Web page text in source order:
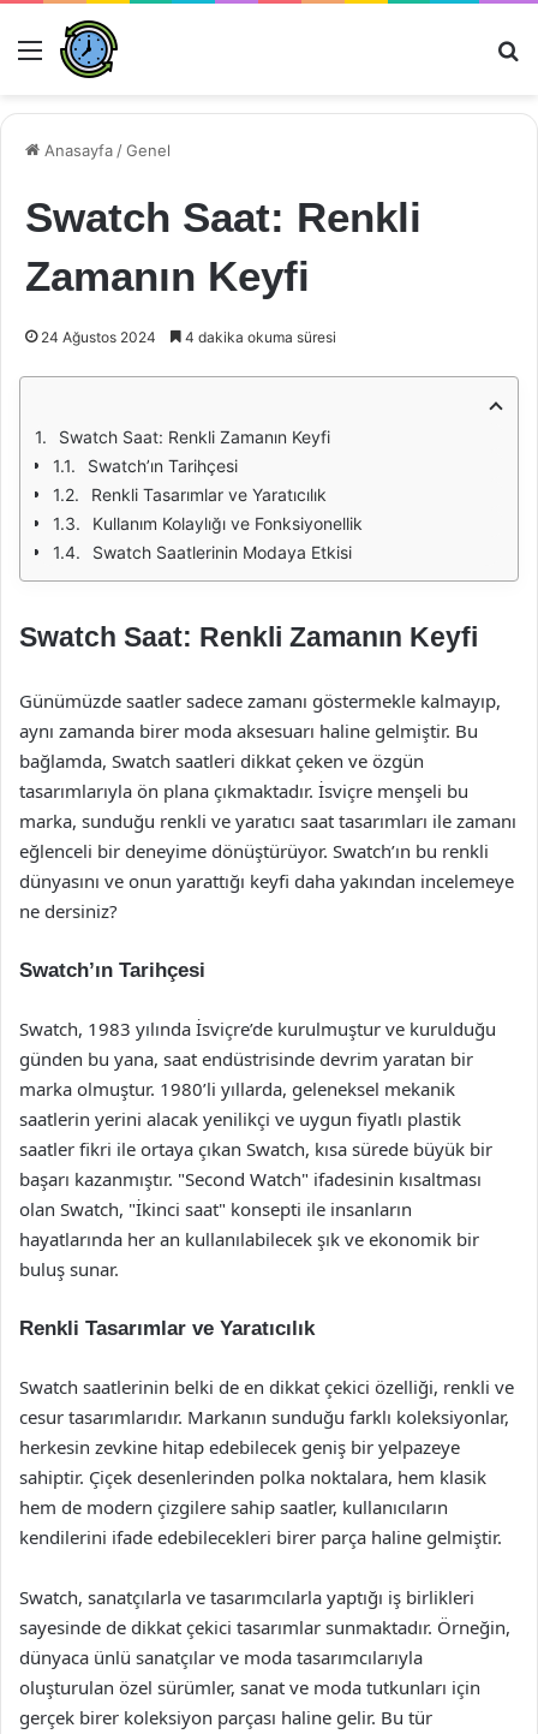
Menü
Anasayfa /Genel
Swatch Saat: Renkli
Zamanın Keyfi
24 Ağustos 2024 4 dakika okuma süresi
Swatch Saat: Renkli Zamanın Keyfi
Swatch’ın Tarihçesi
Renkli Tasarımlar ve Yaratıcılık
Kullanım Kolaylığı ve Fonksiyonellik
Swatch Saatlerinin Modaya Etkisi
Swatch Saat: Renkli Zamanın Keyfi
Günümüzde saatler sadece zamanı göstermekle kalmayıp,
aynı zamanda birer moda aksesuarı haline gelmiştir. Bu
bağlamda, Swatch saatleri dikkat çeken ve özgün
tasarımlarıyla ön plana çıkmaktadır. İsviçre menşeli bu
marka, sunduğu renkli ve yaratıcı saat tasarımları ile zamanı
eğlenceli bir deneyime dönüştürüyor. Swatch’ın bu renkli
dünyasını ve onun yarattığı keyfi daha yakından incelemeye
ne dersiniz?
Swatch’ın Tarihçesi
Swatch, 1983 yılında İsviçre’de kurulmuştur ve kurulduğu
günden bu yana, saat endüstrisinde devrim yaratan bir
marka olmuştur. 1980’li yıllarda, geleneksel mekanik
saatlerin yerini alacak yenilikçi ve uygun fiyatlı plastik
saatler fikri ile ortaya çıkan Swatch, kısa sürede büyük bir
başarı kazanmıştır. "Second Watch" ifadesinin kısaltması
olan Swatch, "İkinci saat" konsepti ile insanların
hayatlarında her an kullanılabilecek şık ve ekonomik bir
buluş sunar.
Renkli Tasarımlar ve Yaratıcılık
Swatch saatlerinin belki de en dikkat çekici özelliği, renkli ve
cesur tasarımlarıdır. Markanın sunduğu farklı koleksiyonlar,
herkesin zevkine hitap edebilecek geniş bir yelpazeye
sahiptir. Çiçek desenlerinden polka noktalara, hem klasik
hem de modern çizgilere sahip saatler, kullanıcıların
kendilerini ifade edebilecekleri birer parça haline gelmiştir.
Swatch, sanatçılarla ve tasarımcılarla yaptığı iş birlikleri
sayesinde de dikkat çekici tasarımlar sunmaktadır. Örneğin,
dünyaca ünlü sanatçılar ve moda tasarımcılarıyla
oluşturulan özel sürümler, sanat ve moda tutkunları için
gerçek birer koleksiyon parçası haline gelir. Bu tür